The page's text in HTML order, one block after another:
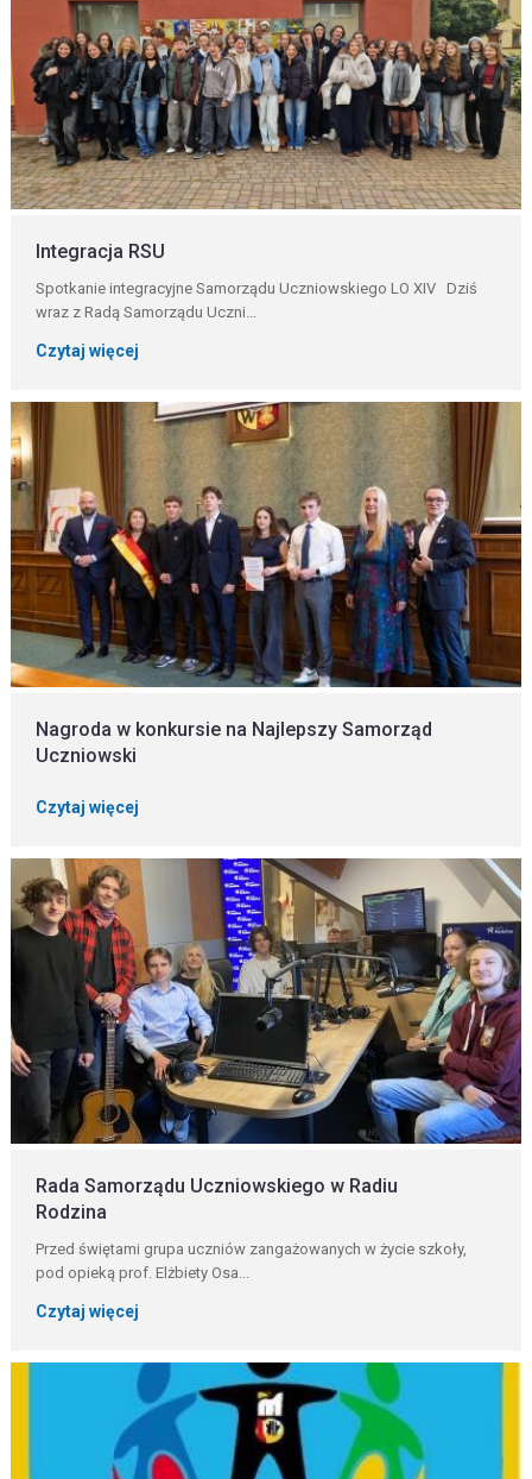
Integracja RSU
Spotkanie integracyjne Samorządu Uczniowskiego LO XIV Dziś
wraz z Radą Samorządu Uczni...
Czytaj więcej
Nagroda w konkursie na Najlepszy Samorząd
Uczniowski
Czytaj więcej
Rada Samorządu Uczniowskiego w Radiu
Rodzina
Przed świętami grupa uczniów zangażowanych w życie szkoły,
pod opieką prof. Elżbiety Osa...
Czytaj więcej